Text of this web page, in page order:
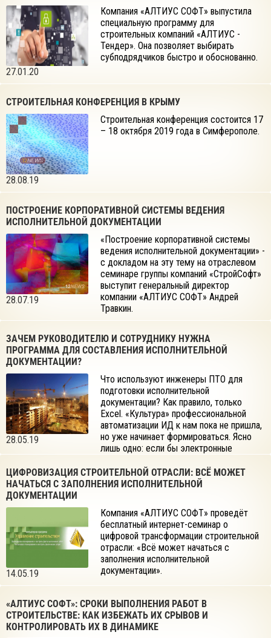
27.01.20
Компания «АЛТИУС СОФТ» выпустила
специальную программу для
строительных компаний «АЛТИУС -
Тендер». Она позволяет выбирать
субподрядчиков быстро и обоснованно.
СТРОИТЕЛЬНАЯ КОНФЕРЕНЦИЯ В КРЫМУ
28.08.19
Строительная конференция состоится 17
– 18 октября 2019 года в Симферополе.
ПОСТРОЕНИЕ КОРПОРАТИВНОЙ СИСТЕМЫ ВЕДЕНИЯ
ИСПОЛНИТЕЛЬНОЙ ДОКУМЕНТАЦИИ
28.07.19
«Построение корпоративной системы
ведения исполнительной документации» -
с докладом на эту тему на отраслевом
семинаре группы компаний «СтройСофт»
выступит генеральный директор
компании «АЛТИУС СОФТ» Андрей
Травкин.
ЗАЧЕМ РУКОВОДИТЕЛЮ И СОТРУДНИКУ НУЖНА
ПРОГРАММА ДЛЯ СОСТАВЛЕНИЯ ИСПОЛНИТЕЛЬНОЙ
ДОКУМЕНТАЦИИ?
28.05.19
Что используют инженеры ПТО для
подготовки исполнительной
документации? Как правило, только
Excel. «Культура» профессиональной
автоматизации ИД к нам пока не пришла,
но уже начинает формироваться. Ясно
лишь одно: если бы электронные
от реальных специалистов в этой области (достаточно пройтись
по социальным сетям, чтобы их увидеть).
ЦИФРОВИЗАЦИЯ СТРОИТЕЛЬНОЙ ОТРАСЛИ: ВСЁ МОЖЕТ
НАЧАТЬСЯ С ЗАПОЛНЕНИЯ ИСПОЛНИТЕЛЬНОЙ
ДОКУМЕНТАЦИИ
14.05.19
Компания «АЛТИУС СОФТ» проведёт
бесплатный интернет-семинар о
цифровой трансформации строительной
отрасли: «Всё может начаться с
заполнения исполнительной
документации».
«АЛТИУС СОФТ»: СРОКИ ВЫПОЛНЕНИЯ РАБОТ В
СТРОИТЕЛЬСТВЕ: КАК ИЗБЕЖАТЬ ИХ СРЫВОВ И
КОНТРОЛИРОВАТЬ ИХ В ДИНАМИКЕ